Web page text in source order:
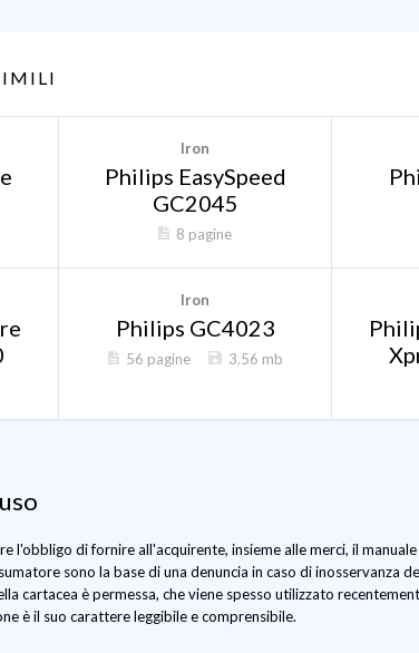
Iron
Philips EasySpeed
GC2045
8 pagine
Iron
Philips GC4023
56 pagine 3.56 mb
l'obbligo di fornire all'acquirente, insieme alle merci, il manuale
sono la base di una denuncia in caso di inosservanza
cartacea è permessa, che viene spesso utilizzato
è il suo carattere leggibile e comprensibile.